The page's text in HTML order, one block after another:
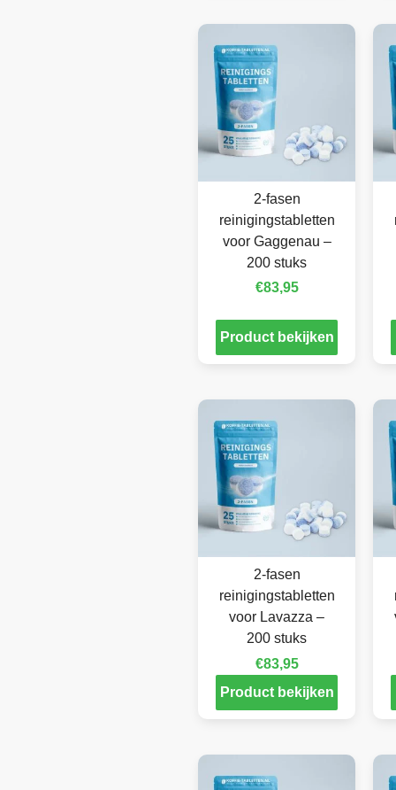
2-fasen
reinigingstabletten
voor Gaggenau –
200 stuks
€83,95
Product bekijken
2-fasen
reinigingstabletten
voor Lavazza –
200 stuks
€83,95
Product bekijken